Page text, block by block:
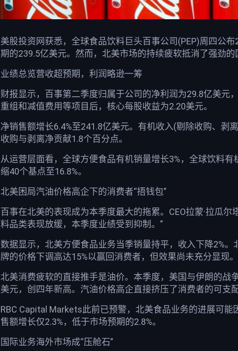
美股投资网获悉，全球食品饮料巨头百事公司(PEP)周四公
期的239.5亿美元。然而，北美市场的持续疲软抵消了强劲
业绩总览营收超预期，利润略逊一筹
财报显示，百事第二季度归属于公司的净利润为29.8亿美元
重组和减值费用等项目后，核心每股收益为2.20美元。
净销售额增长6.4%至241.8亿美元。有机收入(剔除收购、剥
收购与剥离净贡献1.8个百分点。
从运营层面看，全球方便食品有机销量增长3%，全球饮料
缩40个基点至16.8%。
北美困局汽油价格高企下的消费者“捂钱包”
百事在北美的表现成为本季度最大的拖累。CEO拉蒙·拉瓜
料品类表现放缓，本季度业绩受到抑制。”
数据显示，北美方便食品业务当季销量持平，收入下降2%
牌的价格下调高达15%以赢回消费者，但效果尚未充分显现。
北美消费疲软的直接推手是油价。本季度，美国与伊朗的战
美元，创四年新高。汽油价格高企直接挤压了消费者的可支
RBC Capital Markets此前已预警，北美食品业务的进展可
售额增长仅2.3%，低于市场预期的2.8%。
国际业务海外市场成“压舱石”